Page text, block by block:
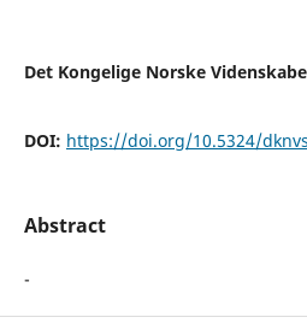
Det Kongelige Norske
DOI: https://doi.org/10.5324/
Abstract
-